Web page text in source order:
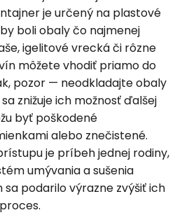
je určený na plastové
boli obaly čo najmenej
igelitové vrecká či rôzne
môžete vhodiť priamo do
pozor — neodkladajte obaly
znižuje ich možnosť ďalšej
byť poškodené
alebo znečistené.
je príbeh jednej rodiny,
umývania a sušenia
podarilo výrazne zvýšiť ich